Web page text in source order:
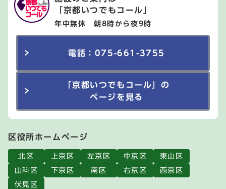
「京都いつでもコール」
年中無休 朝8時から夜9時
電話：075-661-3755
「京都いつでもコール」の
ページを見る
区役所ホームページ
北区 上京区 左京区 中京区
東山区
山科区
下京区 南区 右京区
西京区
伏見区